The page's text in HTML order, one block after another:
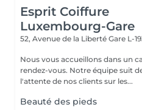
Esprit Coiffure
Luxembourg-Gare
52, Avenue de la Liberté Gare L-
Nous vous accueillons dans un
rendez-vous. Notre équipe suit
l'attente de nos clients sur les...
Beauté des pieds